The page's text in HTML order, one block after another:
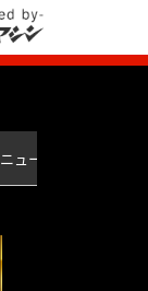
ニュース＆トピックス